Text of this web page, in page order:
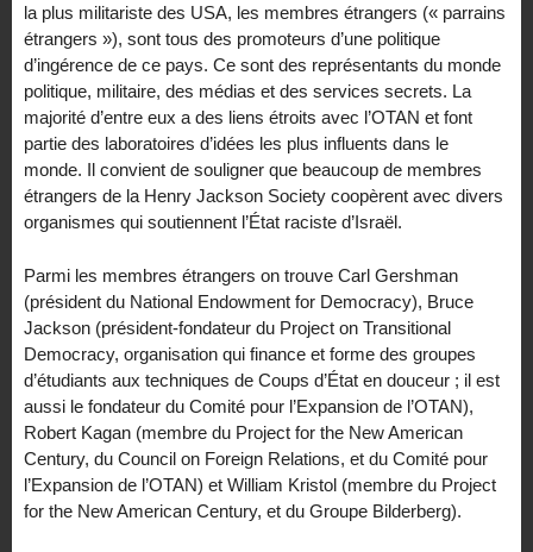
la plus militariste des USA, les membres étrangers (« parrains
étrangers »), sont tous des promoteurs d’une politique
d’ingérence de ce pays. Ce sont des représentants du monde
politique, militaire, des médias et des services secrets. La
majorité d’entre eux a des liens étroits avec l’OTAN et font
partie des laboratoires d’idées les plus influents dans le
monde. Il convient de souligner que beaucoup de membres
étrangers de la Henry Jackson Society coopèrent avec divers
organismes qui soutiennent l’État raciste d’Israël.
Parmi les membres étrangers on trouve Carl Gershman
(président du National Endowment for Democracy), Bruce
Jackson (président-fondateur du Project on Transitional
Democracy, organisation qui finance et forme des groupes
d’étudiants aux techniques de Coups d’État en douceur ; il est
aussi le fondateur du Comité pour l’Expansion de l’OTAN),
Robert Kagan (membre du Project for the New American
Century, du Council on Foreign Relations, et du Comité pour
l’Expansion de l’OTAN) et William Kristol (membre du Project
for the New American Century, et du Groupe Bilderberg).